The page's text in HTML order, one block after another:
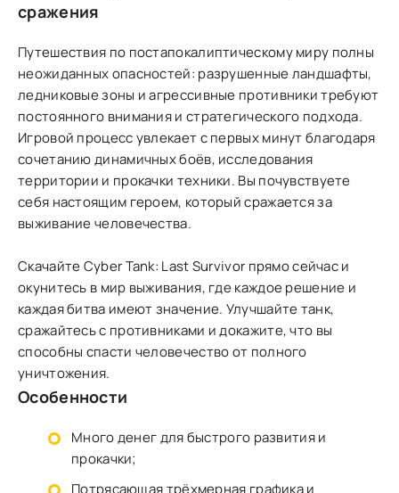
сражения
Путешествия по постапокалиптическому миру полны
неожиданных опасностей: разрушенные ландшафты,
ледниковые зоны и агрессивные противники требуют
постоянного внимания и стратегического подхода.
Игровой процесс увлекает с первых минут благодаря
сочетанию динамичных боёв, исследования
территории и прокачки техники. Вы почувствуете
себя настоящим героем, который сражается за
выживание человечества.
Скачайте Cyber Tank: Last Survivor прямо сейчас и
окунитесь в мир выживания, где каждое решение и
каждая битва имеют значение. Улучшайте танк,
сражайтесь с противниками и докажите, что вы
способны спасти человечество от полного
уничтожения.
Особенности
Много денег для быстрого развития и
прокачки;
Потрясающая трёхмерная графика и